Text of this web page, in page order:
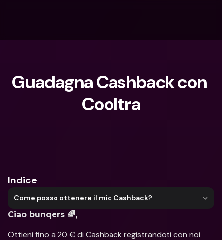
Guadagna Cashback con
Cooltra
Indice
Come posso ottenere il mio Cashback?
Ciao bunqers 🌈,
Ottieni fino a 20 € di Cashback registrandoti con noi